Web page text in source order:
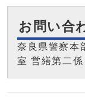
お問い合
奈良県警察本
室 営繕第二係